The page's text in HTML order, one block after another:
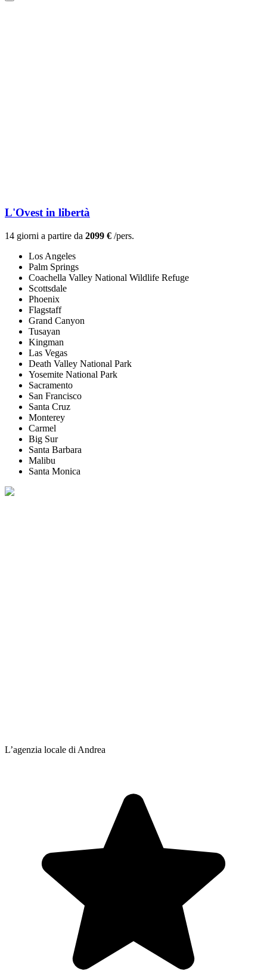
L'Ovest in libertà
14 giorni a partire da 2099 € /pers.
Los Angeles
Palm Springs
Coachella Valley National Wildlife Refuge
Scottsdale
Phoenix
Flagstaff
Grand Canyon
Tusayan
Kingman
Las Vegas
Death Valley National Park
Yosemite National Park
Sacramento
San Francisco
Santa Cruz
Monterey
Carmel
Big Sur
Santa Barbara
Malibu
Santa Monica
L’agenzia locale di Andrea